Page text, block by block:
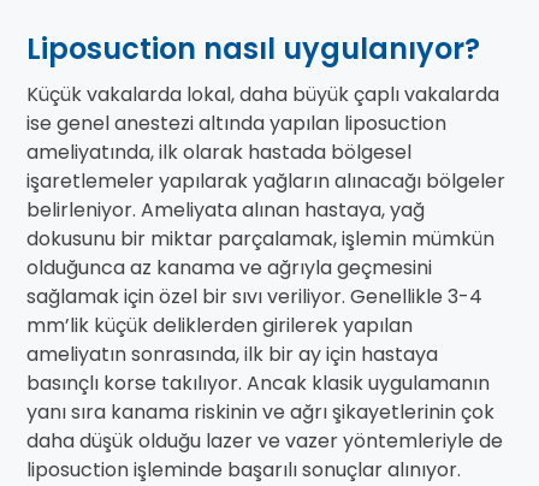
Liposuction nasıl uygulanıyor?
Küçük vakalarda lokal, daha büyük çaplı vakalarda
ise genel anestezi altında yapılan liposuction
ameliyatında, ilk olarak hastada bölgesel
işaretlemeler yapılarak yağların alınacağı bölgeler
belirleniyor. Ameliyata alınan hastaya, yağ
dokusunu bir miktar parçalamak, işlemin mümkün
olduğunca az kanama ve ağrıyla geçmesini
sağlamak için özel bir sıvı veriliyor. Genellikle 3-4
mm’lik küçük deliklerden girilerek yapılan
ameliyatın sonrasında, ilk bir ay için hastaya
basınçlı korse takılıyor. Ancak klasik uygulamanın
yanı sıra kanama riskinin ve ağrı şikayetlerinin çok
daha düşük olduğu lazer ve vazer yöntemleriyle de
liposuction işleminde başarılı sonuçlar alınıyor.